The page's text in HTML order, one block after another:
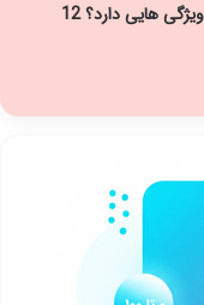
رابطه زناشویی سالم چه ویژگی هایی دارد؟ 12